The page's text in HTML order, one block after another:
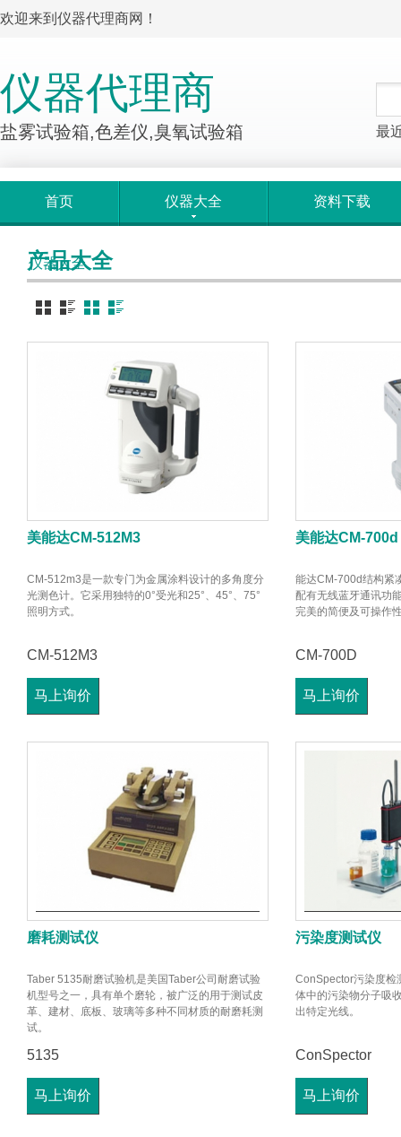
欢迎来到仪器代理商网！
仪器代理商
盐雾试验箱,色差仪,臭氧试验箱 最
首页 仪器大全 资料下载
仪器大全
产品大全
美能达CM-512M3
CM-512m3是一款专门为金属涂料设计的多角度分
光测色计。它采用独特的0°受光和25°、45°、75°
照明方式。
CM-512M3
马上询价
美能达CM-700d
能达CM-700d结构紧
配有无线蓝牙通讯功
完美的简便及可操作
CM-700D
马上询价
磨耗测试仪
Taber 5135耐磨试验机是美国Taber公司耐磨试验
机型号之一，具有单个磨轮，被广泛的用于测试皮
革、建材、底板、玻璃等多种不同材质的耐磨耗测
试。
5135
马上询价
污染度测试仪
ConSpector污染度检
体中的污染物分子吸
出特定光线。
ConSpector
马上询价